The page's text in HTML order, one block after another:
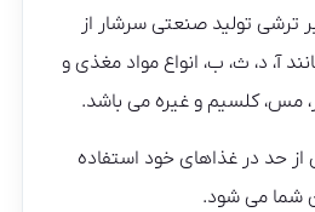
ترشی تولید صنعتی سرشار از
آ، د، ث، ب، انواع مواد مغذی و
مس، کلسیم و غیره می باشد.
حد در غذاهای خود استفاده
شما می شود.